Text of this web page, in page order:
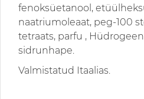
fenoksüetanool,
naatriumoleaat, peg-100
tetraats, parfu ,
sidrunhape.
Valmistatud Itaalias.